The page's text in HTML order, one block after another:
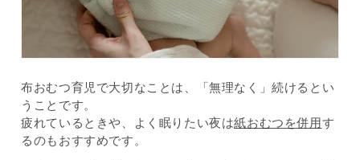
布おむつ育児で大切なことは、「無理なく」続けるとい
うことです。
疲れているときや、よく眠りたい夜は紙おむつを併用す
るのもおすすめです。